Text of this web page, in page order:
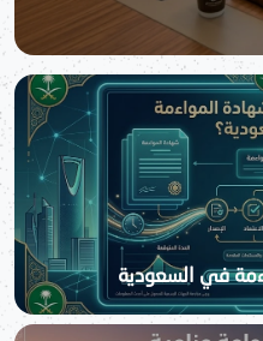
في السعودية